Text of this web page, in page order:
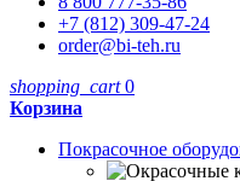
+7 (812) 309-47-24
order@bi-teh.ru
shopping_cart 0
Корзина
Покрасочное